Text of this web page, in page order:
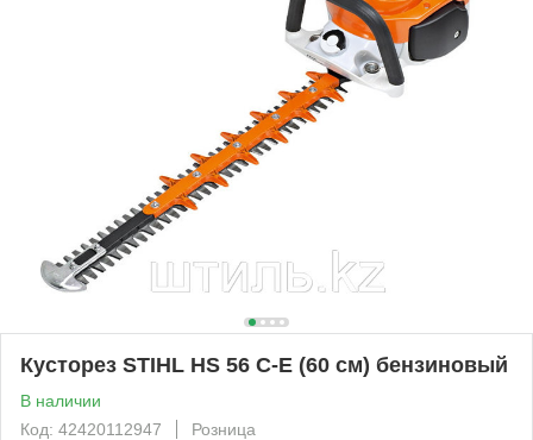
Кусторез STIHL HS 56 C-E (60 см) бензиновый
В наличии
Код: 42420112947
Розница